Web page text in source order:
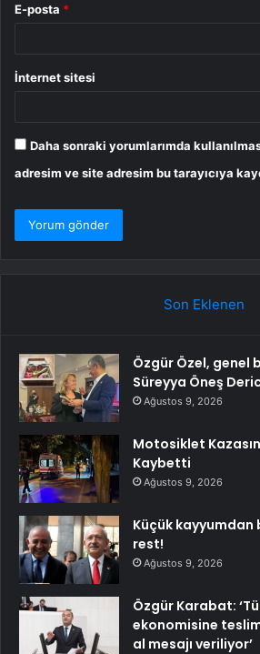
E-posta *
İnternet sitesi
Daha sonraki yorumlarımda
adresim ve site adresim bu tarayıcıya
Son Eklenen
Özgür Özel, genel
Süreyya Öneş
Ağustos 9, 2026
Motosiklet
Kaybetti
Ağustos 9, 2026
Küçük kayyumdan
rest!
Ağustos 9, 2026
Özgür Karabat:
ekonomisine
al mesajı veriliyor’